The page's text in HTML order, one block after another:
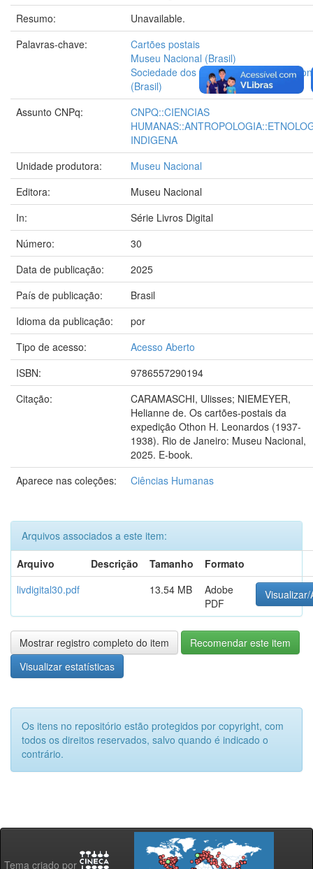
Resumo:
Unavailable.
Palavras-chave:
Cartões postais
Museu Nacional (Brasil)
Sociedade dos Amigos do Museu
(Brasil)
Assunto CNPq:
CNPQ::CIENCIAS
INDIGENA
Unidade produtora:
Museu Nacional
Editora:
Museu Nacional
In:
Série Livros Digital
Número:
30
Data de publicação:
2025
País de publicação:
Brasil
Idioma da publicação:
por
Tipo de acesso:
Acesso Aberto
ISBN:
9786557290194
Citação:
CARAMASCHI, Ulisses; NIEMEYER,
Helianne de. Os cartões-postais da
expedição Othon H. Leonardos (1937-
1938). Rio de Janeiro: Museu Nacional,
2025. E-book.
Aparece nas coleções:
Ciências Humanas
Arquivos associados a este item:
Arquivo
Descrição Tamanho
Formato
livdigital30.pdf
13.54 MB
Adobe
PDF
Visualizar/
Mostrar registro completo do item
Recomendar este item
Visualizar estatísticas
Os itens no repositório estão protegidos por copyright, com
todos os direitos reservados, salvo quando é indicado o
contrário.
Tema criado por